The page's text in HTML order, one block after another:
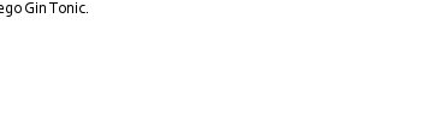
Gin Tonic.